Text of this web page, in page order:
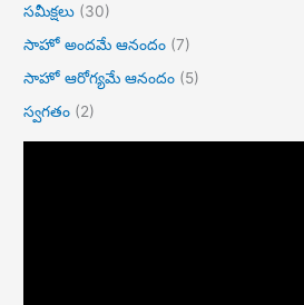
సమీక్షలు (30)
సాహో అందమే ఆనందం (7)
సాహో ఆరోగ్యమే ఆనందం (5)
స్వగతం (2)